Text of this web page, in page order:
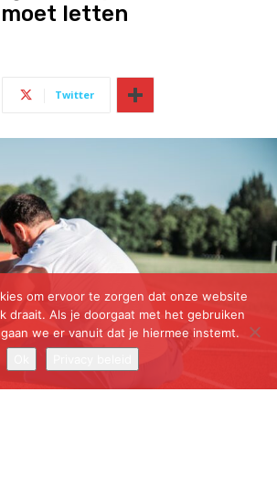
om ervoor te zorgen dat onze website
draait. Als je doorgaat met het gebruiken
we er vanuit dat je hiermee instemt.